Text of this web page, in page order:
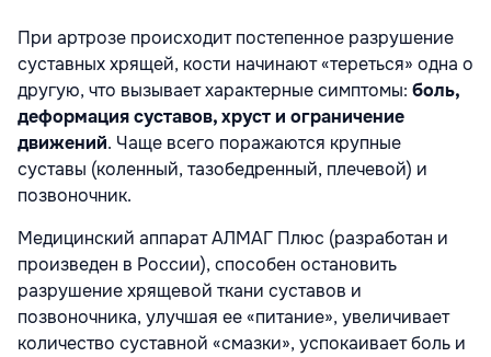
При артрозе происходит постепенное разрушение
суставных хрящей, кости начинают «тереться» одна о
другую, что вызывает характерные симптомы: боль,
деформация суставов, хруст и ограничение
движений. Чаще всего поражаются крупные
суставы (коленный, тазобедренный, плечевой) и
позвоночник.
Медицинский аппарат АЛМАГ Плюс (разработан и
произведен в России), способен остановить
разрушение хрящевой ткани суставов и
позвоночника, улучшая ее «питание», увеличивает
количество суставной «смазки», успокаивает боль и